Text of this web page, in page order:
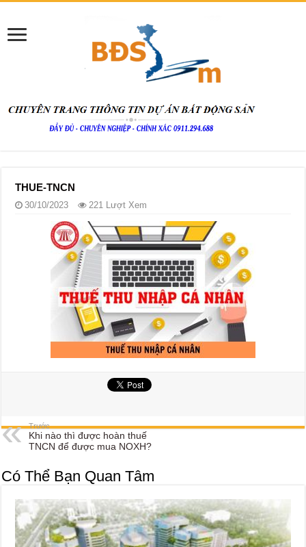
THUE-TNCN
30/10/2023 221 Lượt Xem
Trước
Khi nào thì được hoàn thuế
TNCN để được mua NOXH?
Có Thể Bạn Quan Tâm